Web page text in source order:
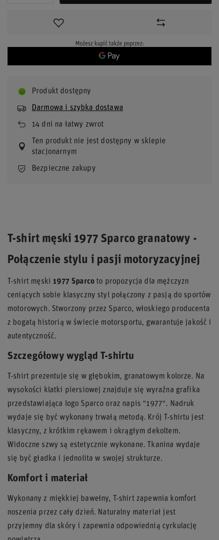
Możesz kupić także poprzez:
Produkt dostępny
Darmowa i szybka dostawa
14 dni na łatwy zwrot
Ten produkt nie jest dostępny w sklepie
stacjonarnym
Bezpieczne zakupy
T-shirt męski 1977 Sparco granatowy -
Połączenie stylu i pasji motoryzacyjnej
T-shirt męski 1977 Sparco to propozycja dla mężczyzn
ceniących sobie klasyczny styl połączony z pasją do sportów
motorowych. Stworzony przez Sparco, włoskiego producenta
z bogatą historią w świecie motorsportu, gwarantuje jakość i
autentyczność.
Szczegółowy wygląd T-shirtu
T-shirt prezentuje się w głębokim, granatowym kolorze. Na
wysokości klatki piersiowej znajduje się wyraźna grafika
przedstawiająca logo Sparco oraz napis "1977". Nadruk
wydaje się być wykonany trwałą metodą. Krój T-shirtu jest
klasyczny, z krótkim rękawem i okrągłym dekoltem.
Widoczne szwy są estetycznie wykonane. Tkanina wydaje
się być gładka i jednolita w swojej strukturze.
Komfort i materiał
Wykonany z miękkiej bawełny, T-shirt zapewnia komfort
noszenia przez cały dzień. Naturalny materiał jest
przyjemny dla skóry i zapewnia odpowiednią cyrkulację